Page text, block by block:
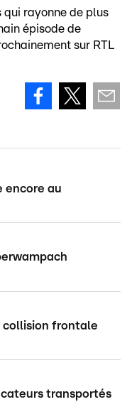
qui rayonne de plus
épisode de
sur RTL
encore au
collision frontale
transportés